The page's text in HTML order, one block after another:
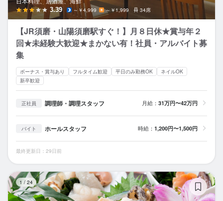
3.39 ～￥4,999 ～￥1,999 34席
【JR須磨・山陽須磨駅すぐ！】月８日休★賞与年２
回★未経験大歓迎★まかない有！社員・アルバイト募
集
ボーナス・賞与あり フルタイム歓迎 平日のみ勤務OK
ネイルOK
新卒歓迎
正社員 調理師・調理スタッフ 月給： 31万円〜42万円
バイト ホールスタッフ 時給： 1,200円〜1,500円
最終更新日：29日前
1 / 24